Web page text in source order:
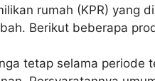
rumah (KPR) yang
Berikut beberapa
tetap selama periode